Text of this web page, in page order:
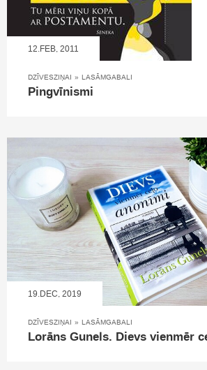
12.FEB, 2011
DZĪVESZIŅAI » LASĀMGABALI
Pingvīnismi
19.DEC, 2019
DZĪVESZIŅAI » LASĀMGABALI
Lorāns Gunels. Dievs vienmēr